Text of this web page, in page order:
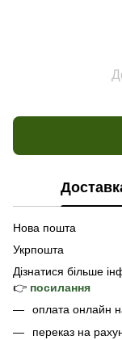
Нова пошта
Укрпошта
Дізнатися більше
👉 посилання
оплата онлайн
переказ на